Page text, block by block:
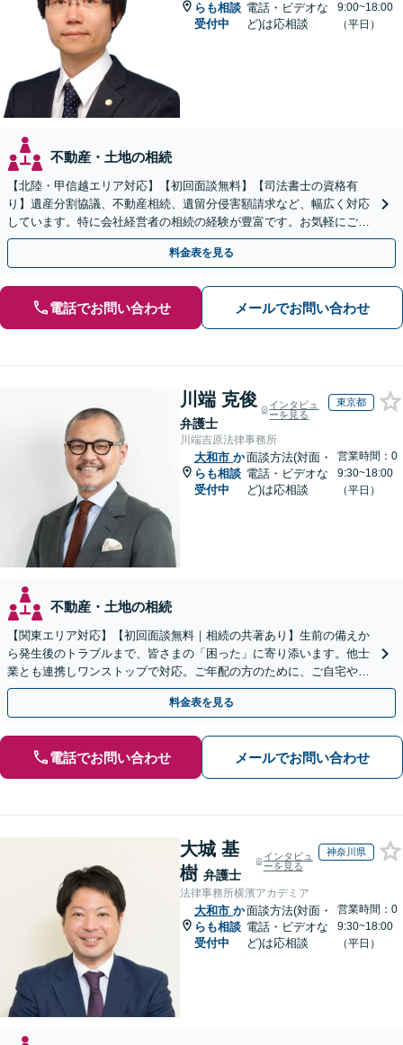
らも相談
受付中
電話・ビデオな
ど)は応相談
9:00~18:00
（平日）
不動産・土地の相続
【北陸・甲信越エリア対応】【初回面談無料】【司法書士の資格有
り】遺産分割協議、不動産相続、遺留分侵害額請求など、幅広く対応
しています。特に会社経営者の相続の経験が豊富です。お気軽にご相
談ください。【休日・夜間面談可】【オンライン面談可】
料金表を見る
電話でお問い合わせ メールでお問い合わせ
川端 克俊
弁護士
インタビュ
ーを見る
東京都
川端吉原法律事務所
大和市 か
らも相談
受付中
面談方法(対面・
電話・ビデオな
ど)は応相談
営業時間：0
9:30~18:00
（平日）
不動産・土地の相続
【関東エリア対応】【初回面談無料｜相続の共著あり】生前の備えか
ら発生後のトラブルまで、皆さまの「困った」に寄り添います。他士
業とも連携しワンストップで対応。ご年配の方のために、ご自宅やご
近所への出張相談も実施【秘密厳守｜休日・夜間相談可】
料金表を見る
電話でお問い合わせ メールでお問い合わせ
大城 基
樹 弁護士
インタビュ
ーを見る
神奈川県
法律事務所横濱アカデミア
大和市 か
らも相談
受付中
面談方法(対面・
電話・ビデオな
ど)は応相談
営業時間：0
9:30~18:00
（平日）